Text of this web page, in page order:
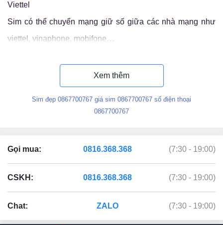
Viettel
Sim có thể chuyển mạng giữ số giữa các nhà mạng như
viettel, vinaphone, mobifone…
Xem thêm
Sim đẹp 0867700767 giá sim 0867700767 số điện thoại
0867700767
Gọi mua: 0816.368.368 (7:30 - 19:00)
CSKH: 0816.368.368 (7:30 - 19:00)
Chat: ZALO (7:30 - 19:00)